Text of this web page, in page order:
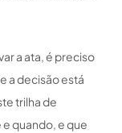
a ata, é preciso
a decisão está
trilha de
quando, e que